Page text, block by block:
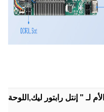
لـ " إنتل رابتور ليك,اللوحة